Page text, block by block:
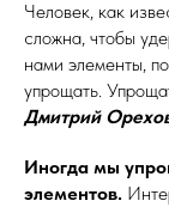
Человек, как
сложна, чтобы
нами элементы,
упрощать.
Дмитрий
Иногда мы
элементов.